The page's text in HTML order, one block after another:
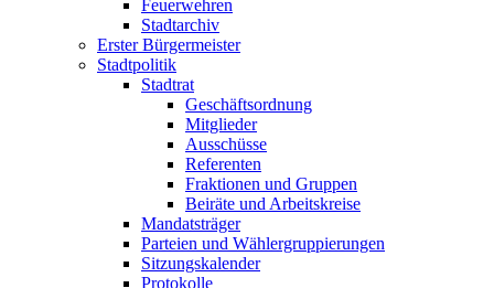
Feuerwehren
Stadtarchiv
Erster Bürgermeister
Stadtpolitik
Stadtrat
Geschäftsordnung
Mitglieder
Ausschüsse
Referenten
Fraktionen und Gruppen
Beiräte und Arbeitskreise
Mandatsträger
Parteien und Wählergruppierungen
Sitzungskalender
Protokolle